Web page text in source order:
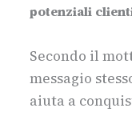
potenziali
Secondo il
messagio
aiuta a